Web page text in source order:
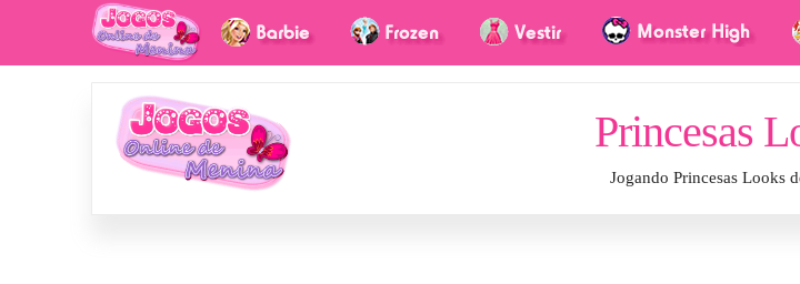
Princesas
Jogando Princesas Looks